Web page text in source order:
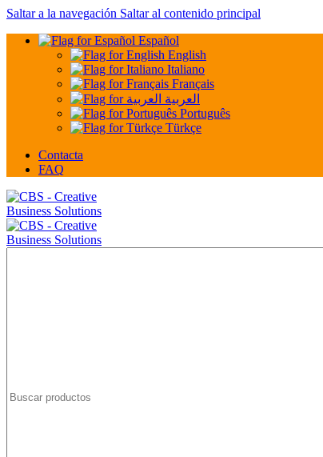
Saltar a la navegación Saltar al contenido principal
Español
English
Italiano
Français
العربية
Português
Türkçe
Contacta
FAQ